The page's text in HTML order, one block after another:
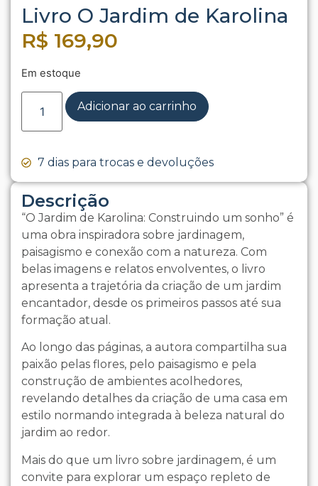
Descrição
“O Jardim de Karolina: Construindo um sonho” é
uma obra inspiradora sobre jardinagem,
paisagismo e conexão com a natureza. Com
belas imagens e relatos envolventes, o livro
apresenta a trajetória da criação de um jardim
encantador, desde os primeiros passos até sua
formação atual.
Ao longo das páginas, a autora compartilha sua
paixão pelas flores, pelo paisagismo e pela
construção de ambientes acolhedores,
revelando detalhes da criação de uma casa em
estilo normando integrada à beleza natural do
jardim ao redor.
Mais do que um livro sobre jardinagem, é um
convite para explorar um espaço repleto de
Livro O Jardim de Karolina
R$ 169,90
Em estoque
Adicionar ao carrinho
7 dias para trocas e devoluções